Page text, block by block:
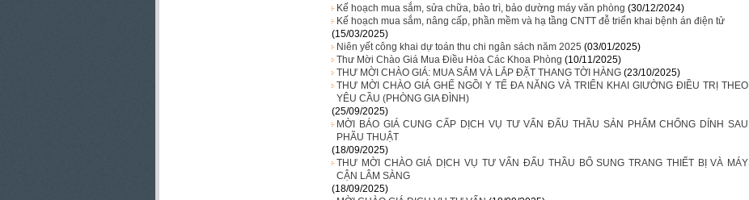
Kế hoạch mua sắm, sửa chữa, bảo trì, bảo dường máy văn phòng (30/12/2024)
Kế hoạch mua sắm, nâng cấp, phần mềm và hạ tầng CNTT đễ triển khai bệnh án điện tử
(15/03/2025)
Niên yết công khai dự toán thu chi ngân sách năm 2025 (03/01/2025)
Thư Mời Chào Giá Mua Điều Hòa Các Khoa Phòng (10/11/2025)
THƯ MỜI CHÀO GIÁ: MUA SẮM VÀ LẮP ĐẶT THANG TỜI HÀNG (23/10/2025)
THƯ MỜI CHÀO GIÁ GHẾ NGỒI Y TẾ ĐA NĂNG VÀ TRIỂN KHAI GIƯỜNG ĐIỀU TRỊ THEO
YÊU CẦU (PHÒNG GIA ĐÌNH)
(25/09/2025)
MỜI BÁO GIÁ CUNG CẤP DỊCH VỤ TƯ VẤN ĐẤU THẦU SẢN PHẨM CHỐNG DÍNH SAU
PHÃU THUẬT
(18/09/2025)
THƯ MỜI CHÀO GIÁ DỊCH VỤ TƯ VẤN ĐẤU THẦU BỔ SUNG TRANG THIẾT BỊ VÀ MÁY
CẬN LÂM SÀNG
(18/09/2025)